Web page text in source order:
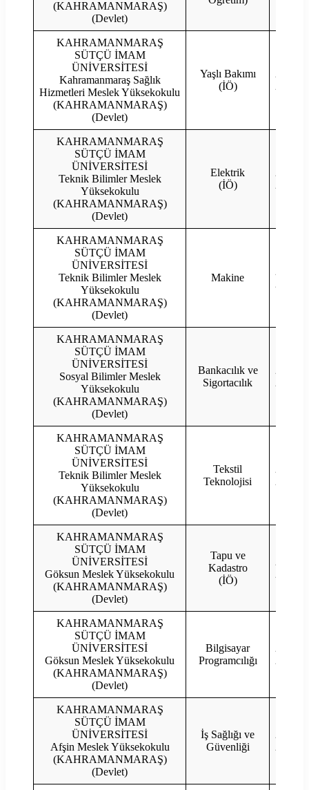
(KAHRAMANMARAŞ)
(Devlet)
KAHRAMANMARAŞ
SÜTÇÜ İMAM
ÜNİVERSİTESİ
Kahramanmaraş Sağlık
Hizmetleri Meslek Yüksekokulu
(KAHRAMANMARAŞ)
(Devlet)
Yaşlı Bakımı
(İÖ)
KAHRAMANMARAŞ
SÜTÇÜ İMAM
ÜNİVERSİTESİ
Teknik Bilimler Meslek
Yüksekokulu
(KAHRAMANMARAŞ)
(Devlet)
Elektrik
(İÖ)
KAHRAMANMARAŞ
SÜTÇÜ İMAM
ÜNİVERSİTESİ
Teknik Bilimler Meslek
Yüksekokulu
(KAHRAMANMARAŞ)
(Devlet)
Makine
KAHRAMANMARAŞ
SÜTÇÜ İMAM
ÜNİVERSİTESİ
Sosyal Bilimler Meslek
Yüksekokulu
(KAHRAMANMARAŞ)
(Devlet)
Bankacılık ve
Sigortacılık
KAHRAMANMARAŞ
SÜTÇÜ İMAM
ÜNİVERSİTESİ
Teknik Bilimler Meslek
Yüksekokulu
(KAHRAMANMARAŞ)
(Devlet)
Tekstil
Teknolojisi
KAHRAMANMARAŞ
SÜTÇÜ İMAM
ÜNİVERSİTESİ
Göksun Meslek Yüksekokulu
(KAHRAMANMARAŞ)
(Devlet)
Tapu ve
Kadastro
(İÖ)
KAHRAMANMARAŞ
SÜTÇÜ İMAM
ÜNİVERSİTESİ
Göksun Meslek Yüksekokulu
(KAHRAMANMARAŞ)
(Devlet)
Bilgisayar
Programcılığı
KAHRAMANMARAŞ
SÜTÇÜ İMAM
ÜNİVERSİTESİ
Afşin Meslek Yüksekokulu
(KAHRAMANMARAŞ)
(Devlet)
İş Sağlığı ve
Güvenliği